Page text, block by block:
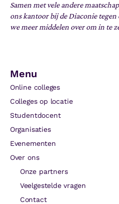
Samen met vele andere
ons kantoor bij de Diaconie tegen
we meer middelen over om in te
Menu
Online colleges
Colleges op locatie
Studentdocent
Organisaties
Evenementen
Over ons
Onze partners
Veelgestelde vragen
Contact